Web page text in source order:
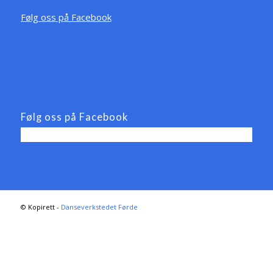
Følg oss på Facebook
Følg oss på Facebook
© Kopirett - Danseverkstedet Førde